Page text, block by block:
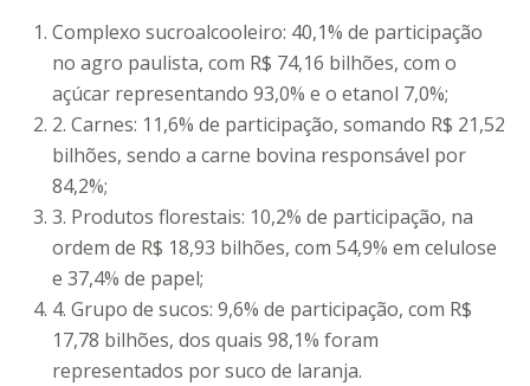
Complexo sucroalcooleiro: 40,1% de participação
no agro paulista, com R$ 74,16 bilhões, com o
açúcar representando 93,0% e o etanol 7,0%;
2. Carnes: 11,6% de participação, somando R$ 21,52
bilhões, sendo a carne bovina responsável por
84,2%;
3. Produtos florestais: 10,2% de participação, na
ordem de R$ 18,93 bilhões, com 54,9% em celulose
e 37,4% de papel;
4. Grupo de sucos: 9,6% de participação, com R$
17,78 bilhões, dos quais 98,1% foram
representados por suco de laranja.